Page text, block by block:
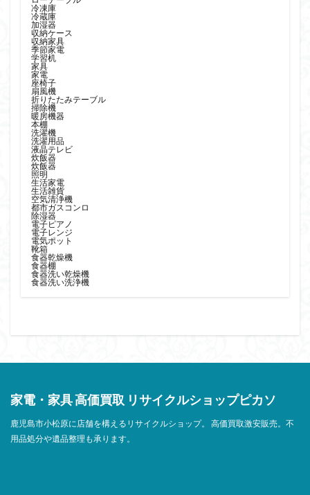
冷凍庫
冷蔵庫
加湿器
収納ケース
収納家具
季節家電
学習机
家具
家電
座椅子
扇風機
折りたたみテーブル
掃除機
暖房機器
本棚
洗濯機
洗濯用品
液晶テレビ
炊飯器
炊飯器
照明
生活家電
生活雑貨
空気清浄機
都市ガスコンロ
除湿器
電子ピアノ
電子レンジ
電気ポット
靴箱
食器乾燥機
食器棚
食器洗い乾燥機
食器洗い洗浄機
家電・家具 高価買取 リサイクルショップピカソ
鹿児島市小松原に店舗を構えるリサイクルショップ。 高価買取激安販売。不
用品処分や遺品整理も承ります。